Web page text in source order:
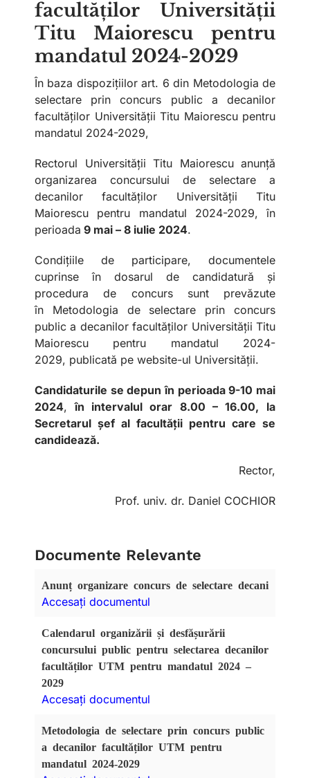
facultăților Universității
Titu Maiorescu pentru
mandatul 2024-2029
În baza dispozițiilor art. 6 din Metodologia de
selectare prin concurs public a decanilor
facultăților Universității Titu Maiorescu pentru
mandatul 2024-2029,
Rectorul Universității Titu Maiorescu anunță
organizarea concursului de selectare a
decanilor facultăților Universității Titu
Maiorescu pentru mandatul 2024-2029, în
perioada 9 mai – 8 iulie 2024.
Condițiile de participare, documentele
cuprinse în dosarul de candidatură și
procedura de concurs sunt prevăzute
în Metodologia de selectare prin concurs
public a decanilor facultăților Universității Titu
Maiorescu pentru mandatul 2024-
2029, publicată pe website-ul Universității.
Candidaturile se depun în perioada9-10 mai
2024,în intervalul orar 8.00 – 16.00,
la
Secretarul șef al facultății pentru care se
candidează.
Rector,
Prof. univ. dr. Daniel COCHIOR
Documente Relevante
Anunț organizare concurs de selectare decani
Accesați documentul
Calendarul organizării și desfășurării
concursului public pentru selectarea decanilor
facultăților UTM pentru mandatul 2024 –
2029
Accesați documentul
Metodologia de selectare prin concurs public
a decanilor facultăților UTM pentru
mandatul 2024-2029